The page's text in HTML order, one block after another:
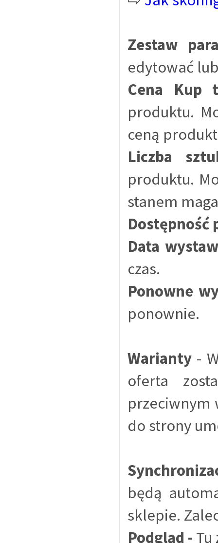
Zestaw
edytować
Cena Kup
produktu.
ceną
Liczba
produktu.
stanem
Dostępność
Data
czas.
Ponowne
ponownie.
Warianty -
oferta
przeciwnym
do strony
będą
sklepie.
Podgląd - Tu